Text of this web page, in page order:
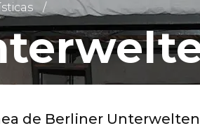
de Berliner Unterwelten